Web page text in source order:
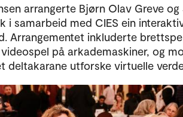
arrangerte Bjørn Olav Greve
i samarbeid med CIES ein
Arrangementet inkluderte
på arkademaskiner, og
deltakarane utforske virtuelle